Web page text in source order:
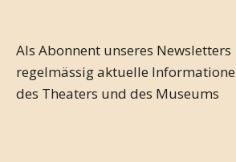
Als Abonnent unseres
regelmässig aktuelle
des Theaters und des Museums